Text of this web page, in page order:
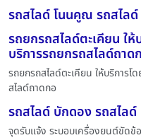
รถสไลด์ โนนคูณ รถสไล
รถยกรถสไลด์ตะเคียน ใ
บริการรถยกรถสไลด์ถาด
รถยกรถสไลด์ตะเคียน ให้บริการ
สไลด์ถาดกอ
รถสไลด์ บักดอง รถสไล
จุดรับแจ้ง ระบอบเครื่องยนต์ขัด